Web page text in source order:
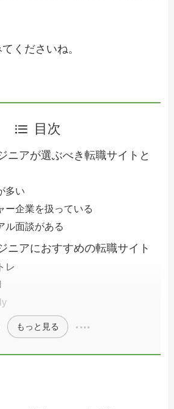
くださいね。
目次
ニアが選ぶべき転職サイトと
多い
ー企業を扱っている
ル面談がある
ニアにおすすめの転職サイト
レ
もっと見る